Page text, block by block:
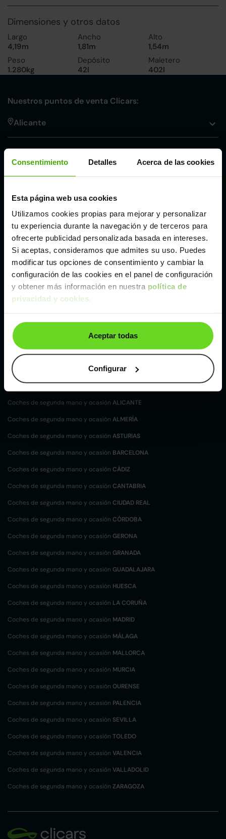
Consentimiento Detalles Acerca de las cookies
Esta página web usa cookies
Utilizamos cookies propias para mejorar y personalizar
tu experiencia durante la navegación y de terceros para
ofrecerte publicidad personalizada basada en intereses.
Si aceptas, consideramos que admites su uso. Puedes
modificar tus opciones de consentimiento y cambiar la
configuración de las cookies en el panel de configuración
y obtener más información en nuestra política de
privacidad y cookies.
Aceptar todas
Configurar
Dimensiones y otros datos
Largo
4,19m
Ancho
1,81m
Alto
1,54m
Peso
1.280kg
Depósito
42l
Maletero
402l
Nuestros puntos de venta Clicars:
Alicante
Málaga
Valencia
Zaragoza
Ford Puma de segunda mano y ocasión
Coches desegunda mano y ocasión por
localización
Coches de segunda mano y ocasiónALBACETE
Coches de segunda mano y ocasión ALICANTE
Coches de segunda mano y ocasión ALMERÍA
Coches de segunda mano y ocasión ASTURIAS
Coches de segunda mano y ocasión BARCELONA
Coches de segunda mano y ocasión CÁDIZ
Coches de segunda mano y ocasión CANTABRIA
Coches de segunda mano y ocasión CIUDAD REAL
Coches de segunda mano y ocasión CÓRDOBA
Coches de segunda mano y ocasión GERONA
Coches de segunda mano y ocasión GRANADA
Coches de segunda mano y ocasión GUADALAJARA
Coches de segunda mano y ocasión HUESCA
Coches de segunda mano y ocasión LA CORUÑA
Coches de segunda mano y ocasión MADRID
Coches de segunda mano y ocasión MÁLAGA
Coches de segunda mano y ocasión MALLORCA
Coches de segunda mano y ocasión MURCIA
Coches de segunda mano y ocasión OURENSE
Coches de segunda mano y ocasión PALENCIA
Coches de segunda mano y ocasión SEVILLA
Coches de segunda mano y ocasión TOLEDO
Coches de segunda mano y ocasión VALENCIA
Coches de segunda mano y ocasión VALLADOLID
Coches de segunda mano y ocasión ZARAGOZA